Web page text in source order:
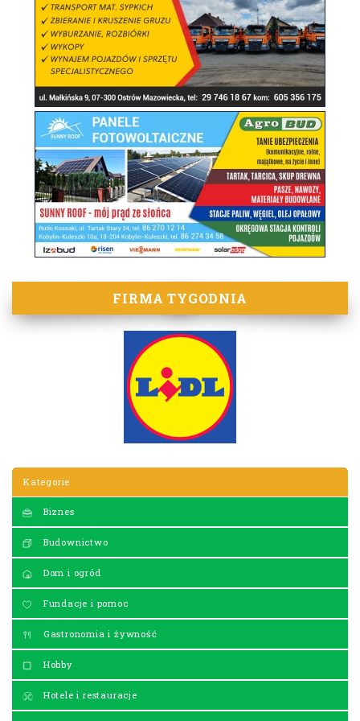
FIRMA TYGODNIA
Kategorie
Biznes
Budownictwo
Dom i ogród
Fundacje i pomoc
Gastronomia i żywność
Hobby
Hotele i restauracje